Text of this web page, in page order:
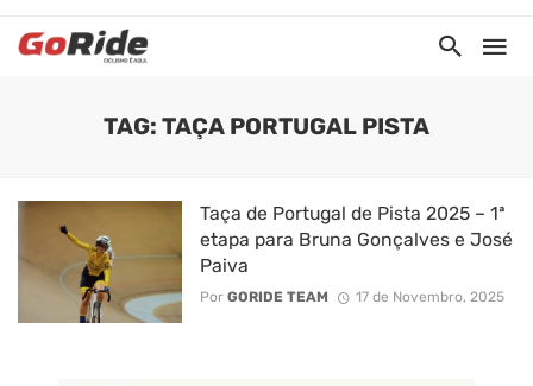
TAG: TAÇA PORTUGAL PISTA
Taça de Portugal de Pista 2025 – 1ª
etapa para Bruna Gonçalves e José
Paiva
Por GORIDE TEAM 17 de Novembro, 2025